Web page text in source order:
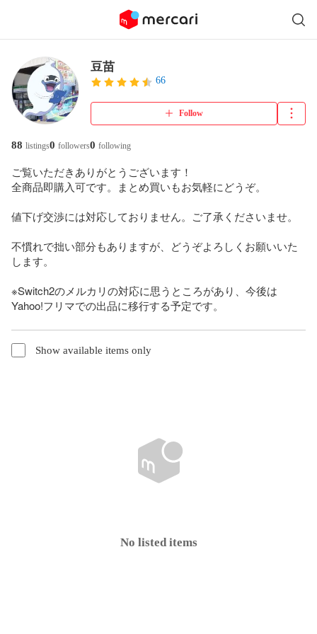
豆苗
66
Follow
88 listings0 followers0 following
ご覧いただきありがとうございます！
全商品即購入可です。まとめ買いもお気軽にどうぞ。
値下げ交渉には対応しておりません。ご了承くださいませ。
不慣れで拙い部分もありますが、どうぞよろしくお願いいた
します。
※Switch2のメルカリの対応に思うところがあり、今後は
Yahoo!フリマでの出品に移行する予定です。
Show available items only
No listed items